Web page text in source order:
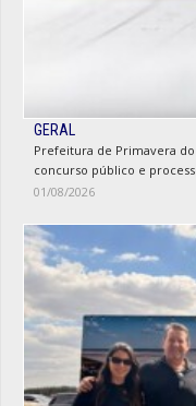
GERAL
Prefeitura de Primavera
concurso público e
01/08/2026